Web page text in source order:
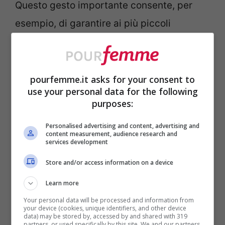
Questo gesto importante consente, per
esempio, di garantire ai più piccoli
problematiche come la denutrizione,
l’essere sottopeso o i disturbi psicologici
connessi alla fame, eall’acqua pulita, in
che potrebbero rivelarsi anche fatali.
I programmi di adozioni a distanza fanno
anche in modo che i bambini possano
accedere aprestazioni mediche regolari
a farmacie all’assistenza sanitaria.
pourfemme.it asks for your consent to
use your personal data for the following
purposes:
Personalised advertising and content, advertising and
content measurement, audience research and
services development
Store and/or access information on a device
Learn more
Your personal data will be processed and information from
your device (cookies, unique identifiers, and other device
data) may be stored by, accessed by and shared with 319